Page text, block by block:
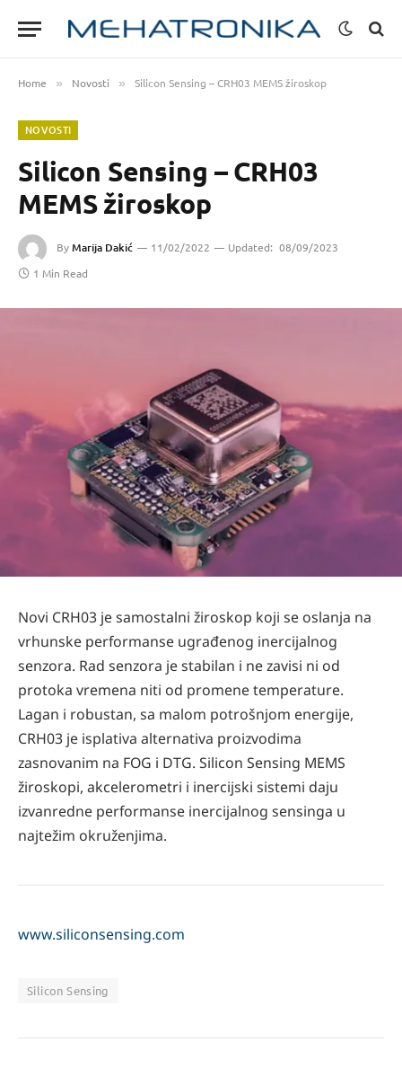
Home » Novosti » Silicon Sensing – CRH03 MEMS žiroskop
NOVOSTI
Silicon Sensing – CRH03
MEMS žiroskop
ByMarija Dakić 11/02/2022 Updated: 08/09/2023
1 Min Read
Novi CRH03 je samostalni žiroskop koji se oslanja na
vrhunske performanse ugrađenog inercijalnog
senzora. Rad senzora je stabilan i ne zavisi ni od
protoka vremena niti od promene temperature.
Lagan i robustan, sa malom potrošnjom energije,
CRH03 je isplativa alternativa proizvodima
zasnovanim na FOG i DTG. Silicon Sensing MEMS
žiroskopi, akcelerometri i inercijski sistemi daju
izvanredne performanse inercijalnog sensinga u
najtežim okruženjima.
www.siliconsensing.com
Silicon Sensing